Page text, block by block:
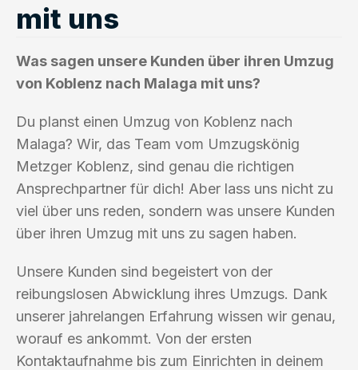
mit uns
Was sagen unsere Kunden über ihren Umzug
von Koblenz nach Malaga mit uns?
Du planst einen Umzug von Koblenz nach
Malaga? Wir, das Team vom Umzugskönig
Metzger Koblenz, sind genau die richtigen
Ansprechpartner für dich! Aber lass uns nicht zu
viel über uns reden, sondern was unsere Kunden
über ihren Umzug mit uns zu sagen haben.
Unsere Kunden sind begeistert von der
reibungslosen Abwicklung ihres Umzugs. Dank
unserer jahrelangen Erfahrung wissen wir genau,
worauf es ankommt. Von der ersten
Kontaktaufnahme bis zum Einrichten in deinem